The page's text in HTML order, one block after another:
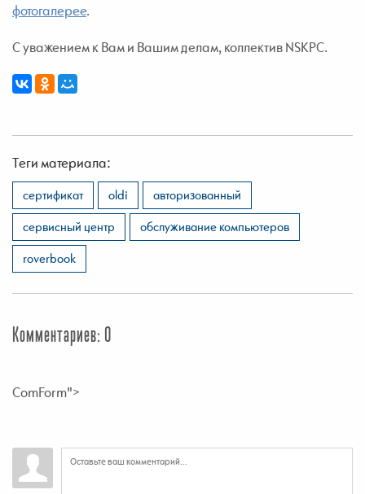
фотогалерее.
С уважением к Вам и Вашим делам, коллектив NSKPC.
Теги материала:
сертификат oldi авторизованный
сервисный центр обслуживание компьютеров
roverbook
Комментариев: 0
ComForm">